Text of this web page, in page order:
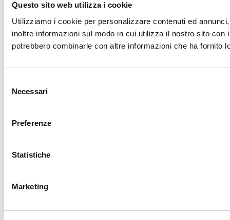
Questo sito web utilizza i cookie
Utilizziamo i cookie per personalizzare contenuti ed
inoltre informazioni sul modo in cui utilizza il nostro sito
potrebbero combinarle con altre informazioni che ha fornito
delNecessari
Preferenze
Statistiche
Marketing